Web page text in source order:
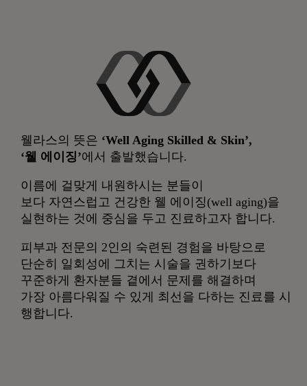
웰라스의 뜻은 ‘Well Aging Skilled & Skin’,
‘웰 에이징’에서 출발했습니다.
이름에 걸맞게 내원하시는 분들이
보다 자연스럽고 건강한 웰 에이징(well aging)을
실현하는 것에 중심을 두고 진료하고자 합니다.
피부과 전문의 2인의 숙련된 경험을 바탕으로
단순히 일회성에 그치는 시술을 권하기보다
꾸준하게 환자분들 곁에서 문제를 해결하며
가장 아름다워질 수 있게 최선을 다하는 진료를 시
행합니다.